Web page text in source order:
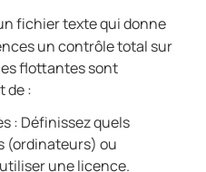
fichier texte qui donne
un contrôle total sur
flottantes sont
de :
: Définissez quels
(ordinateurs) ou
une licence.